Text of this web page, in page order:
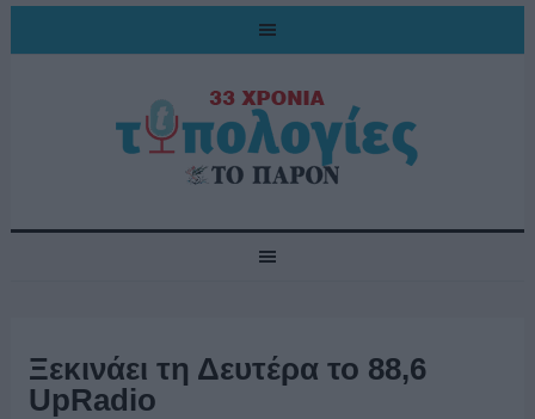
Ξεκινάει τη Δευτέρα το 88,6
UpRadio